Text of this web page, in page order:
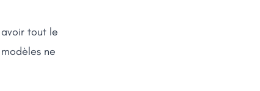
tout le
ne